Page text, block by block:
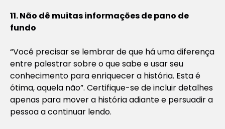
11. Não dê muitas informações de pano de
fundo
“Você precisar se lembrar de que há uma diferença
entre palestrar sobre o que sabe e usar seu
conhecimento para enriquecer a história. Esta é
ótima, aquela não”. Certifique-se de incluir detalhes
apenas para mover a história adiante e persuadir a
pessoa a continuar lendo.